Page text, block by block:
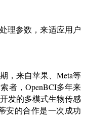
理参数，来适应用户
，来自苹果、Meta等
者，OpenBCI多年来
发的多模式生物传感
安的合作是一次成功